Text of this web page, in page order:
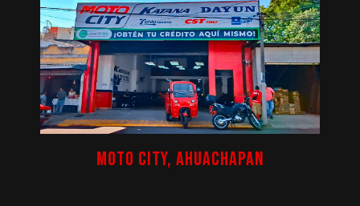
MOTO CITY, AHUACHAPAN